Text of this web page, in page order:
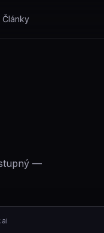
Články
—